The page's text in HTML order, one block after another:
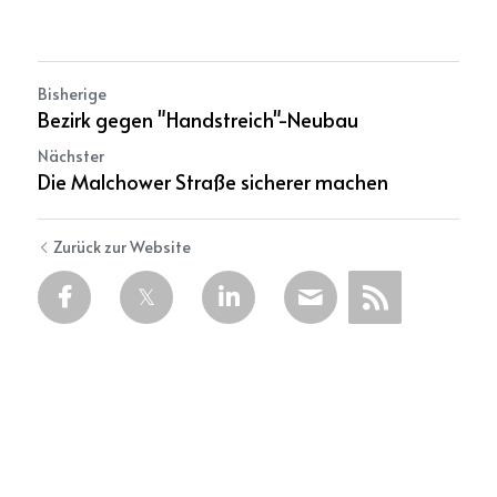
Bisherige
Bezirk gegen "Handstreich"-Neubau
Nächster
Die Malchower Straße sicherer machen
Zurück zur Website